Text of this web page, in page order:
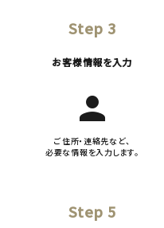
Step 3
お客様情報を入力
person
ご住所・連絡先など、
必要な情報を入力します。
Step 5